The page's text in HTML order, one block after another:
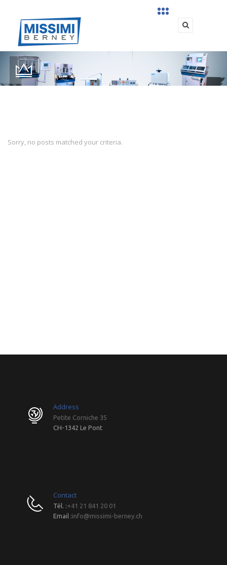
Sorry, no posts matched your criteria.
Address
Petite Corniche 35
CH-1342 Le Pont
Contact
Tél. :+41 21 841 20 01
Email :info@missimi-berney.ch